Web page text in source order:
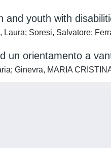
and youth with
Soresi, Salvatore;
un orientamento a
Ginevra, MARIA